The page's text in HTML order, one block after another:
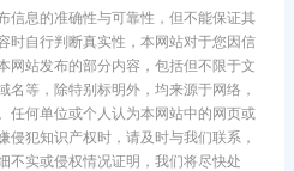
信息的准确性与可靠性，但不能保证其
时自行判断真实性，本网站对于您因信
网站发布的部分内容，包括但不限于文
名等，除特别标明外，均来源于网络，
任何单位或个人认为本网站中的网页或
侵犯知识产权时，请及时与我们联系，
不实或侵权情况证明，我们将尽快处